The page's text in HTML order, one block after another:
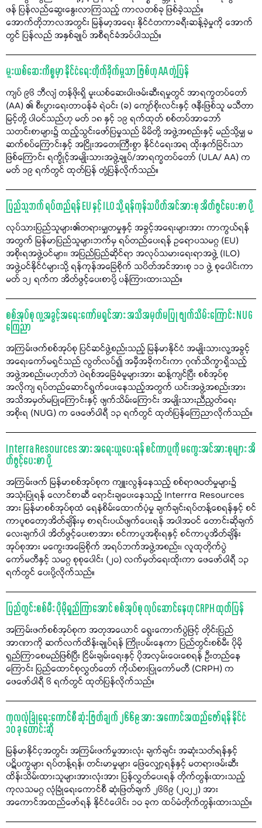
ဖန် ပြန်လည်ဆွေးနွေးလာကြသည့် ကာလတစ်ခု ဖြစ်ခဲ့သည်။
အောက်တိုဘာလအတွင်း မြန်မာ့အရေး နိုင်ငံတကာခရီးဆန့်ခဲ့မှုကို အောက်
တွင် ပြန်လည် အနှစ်ချုပ် အစီရင်ခံအပ်ပါသည်။
မူးယစ်ဆေးကိစ္စမှာ နိုင်ငံရေးတိုက်ခိုက်မှုသာ ဖြစ်ဟု AA တုံ့ပြန်
ကျပ် ၉၆ ဘီလျံ တန်ဖိုးရှိ မူးယစ်ဆေးဝါးဖမ်းဆီးရမှုတွင် အာရက္ခတပ်တော်
(AA) ၏ စီးပွားရေးတာဝန်ခံ ရဲဝင်း (ခ) ကျော်စိုးလင်းနှင့် ဇနီးဖြစ်သူ မသီတာ
မြင့်တို့ ပါဝင်သည်ဟု မတ် ၁၈ နှင့် ၁၉ ရက်ထုတ် စစ်တပ်အာဘော်
သတင်းစာများ၌ ထည့်သွင်းဖော်ပြမှုသည် မိမိတို့ အဖွဲ့အစည်းနှင့် မည်သို့မျှ မ
ဆက်စပ်ကြောင်းနှင့် အငြိုးအတေးကြီးစွာ နိုင်ငံရေးအရ ထိုးနှက်ခြင်းသာ
ဖြစ်ကြောင်း ရက္ခိုင့်အမျိုးသားအဖွဲ့ချုပ်/အာရက္ခတပ်တော် (ULA/ AA) က
မတ် ၁၉ ရက်တွင် ထုတ်ပြန် တုံ့ပြန်လိုက်သည်။
ပြည်သူဘက် ရပ်တည်ရန် EU နှင့် ILO သို့ ရန်ကုန်သပိတ်အင်အားစု အိတ်ဖွင်ပေးစာ ပို့
လုပ်သားပြည်သူများ၏တရားမျှတမှုနှင့် အခွင့်အရေးများအား ကာကွယ်ရန်
အတွက် မြန်မာပြည်သူများဘက်မှ ရပ်တည်ပေးရန် ဥရောပသမဂ္ဂ (EU)
အစိုးရအဖွဲ့ဝင်များ၊ အပြည်ပြည်ဆိုင်ရာ အလုပ်သမားရေးရာအဖွဲ့ (ILO)
အဖွဲ့ဝင်နိုင်ငံများသို့ ရန်ကုန်အခြေစိုက် သပိတ်အင်အားစု ၁၁ ဖွဲ့ စုပေါင်းကာ
မတ် ၁၂ ရက်က အိတ်ဖွင့်ပေးစာပို့ ပန်ကြားထားသည်။
စစ်အုပ်စု လူ့အခွင့်အရေးကော်မရှင်အား အသိအမှတ်မပြု ဖျက်သိမ်းကြောင်း NUG
ကြေညာ
အကြမ်းဖက်စစ်အုပ်စု ပြင်ဆင်ဖွဲ့စည်းသည့် မြန်မာနိုင်ငံ အမျိုးသားလူ့အခွင့်
အရေးကော်မရှင်သည် လွတ်လပ်၍ အမှီအခိုကင်းကာ ဂုဏ်သိက္ခာရှိသည့်
အဖွဲ့အစည်းမဟုတ်ဘဲ ပဲရစ်အခြေခံမူများအား ဆန့်ကျင်ပြီး စစ်အုပ်စု
အလိုကျ ရပ်တည်ဆောင်ရွက်ပေးနေသည့်အတွက် ယင်းအဖွဲ့အစည်းအား
အသိအမှတ်မပြုကြောင်းနှင့် ဖျက်သိမ်းကြောင်း အမျိုးသားညီညွတ်ရေး
အစိုးရ (NUG) က ဖေဖော်ဝါရီ ၁၃ ရက်တွင် ထုတ်ပြန်ကြေညာလိုက်သည်။
Interra Resources အား အရေးယူပေးရန် စင်ကာပူကို မကွေးအင်အားစုများ အိ
တ်ဖွင့်ပေးစာ ပို့
အကြမ်းဖက် မြန်မာစစ်အုပ်စုက ကျူးလွန်နေသည့် စစ်ရာဇဝတ်မှုများ၌
အသုံးပြုရန် လောင်စာဆီ ရောင်းချပေးနေသည့် Interrra Resources
အား မြန်မာစစ်အုပ်စုထံ ရေနံစိမ်းထောက်ပံ့မှု ချက်ချင်းရပ်တန့်စေရန်နှင့် စင်
ကာပူစတော့အိတ်ချိန်းမှ စာရင်းပယ်ဖျက်ပေးရန် အပါအဝင် တောင်းဆိုချက်
လေးချက်ပါ အိတ်ဖွင့်ပေးစာအား စင်ကာပူအစိုးရနှင့် စင်ကာပူအိတ်ချိန်း
အုပ်စုအား မကွေးအခြေစိုက် အရပ်ဘက်အဖွဲ့အစည်း၊ လူထုတိုက်ပွဲ
ကော်မတီနှင့် သမဂ္ဂ စုစုပေါင်း (၂၀) လက်မှတ်ရေးထိုးကာ ဖေဖော်ဝါရီ ၁၃
ရက်တွင် ပေးပို့လိုက်သည်။
ပြည်တွင်းစစ်မီး ပိုမိုရှည်ကြာအောင် စစ်အုပ်စု လုပ်ဆောင်နေဟု CRPH ထုတ်ပြန်
အကြမ်းဖက်စစ်အုပ်စုက အတုအယောင် ရွေးကောက်ပွဲဖြင့် တိုင်းပြည်
အာဏာကို ဆက်လက်ထိန်းချုပ်ရန် ကြိုးပမ်းနေကာ ပြည်တွင်းစစ်မီး ပိုမို
ရှည်ကြာစေမည်ဖြစ်ပြီး ငြိမ်းချမ်းရေးနှင့် ပိုအလှမ်းဝေးစေရန် ဦးတည်နေ
ကြောင်း ပြည်ထောင်စုလွှတ်တော် ကိုယ်စားပြုကော်မတီ (CRPH) က
ဖေဖော်ဝါရီ ၆ ရက်တွင် ထုတ်ပြန်လိုက်သည်။
ကုလလုံခြုံရေးကောင်စီ ဆုံးဖြတ်ချက် ၂၆၆၉ အား အကောင်အထည်ဖော်ရန် နိုင်ငံ
၁၀ ခု တောင်းဆို
မြန်မာနိုင်င့အတွင်း အကြမ်းဖက်မှုအားလုံး ချက်ချင်း အဆုံးသတ်ရန်နှင့်
ပဋိပက္ခများ ရပ်တန့်ရန်၊ တင်းမာမှုများ ဖြေလျှော့ရန်နှင့် မတရားဖမ်းဆီး
ထိန်းသိမ်းထားသူများအားလုံးအား ပြန်လွှတ်ပေးရန် တိုက်တွန်းထားသည့်
ကုလသမဂ္ဂ လုံခြုံရေးကောင်စီ ဆုံးဖြတ်ချက် ၂၆၆၉ (၂၀၂၂) အား
အကောင်အထည်ဖော်ရန် နိုင်ငံပေါင်း ၁၀ ခုက ထပ်မံတိုက်တွန်းထားသည်။